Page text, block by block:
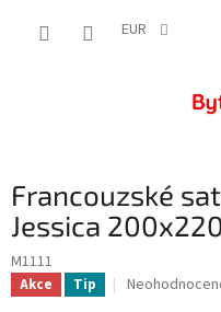
EUR
Francouzské
Jessica
M1111
Akce Tip
Průměrné